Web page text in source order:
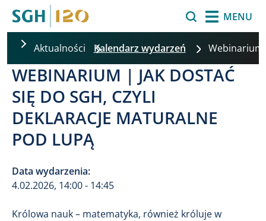
MENU
Aktualności Kalendarz wydarzeń
WEBINARIUM | JAK DOSTAĆ
SIĘ DO SGH, CZYLI
DEKLARACJE MATURALNE
POD LUPĄ
Data wydarzenia:
4.02.2026, 14:00 - 14:45
Królowa nauk – matematyka, również króluje w